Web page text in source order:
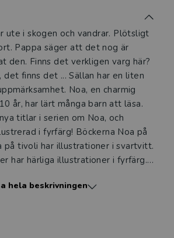
ute i skogen och vandrar. Plötsligt
Pappa säger att det nog är
den. Finns det verkligen varg här?
det finns det ... Sällan har en liten
Noa, en charmig
år, har lärt många barn att läsa.
titlar i serien om Noa, och
i fyrfärg! Böckerna Noa på
på tivoli har illustrationer i svartvitt.
har härliga illustrationer i fyrfärg.
som vill läsa riktiga böcker.
hela beskrivningen